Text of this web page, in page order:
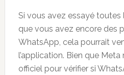
Si vous avez essayé
que vous avez encore des
WhatsApp, cela pourrait
l’application. Bien que
officiel pour vérifier si